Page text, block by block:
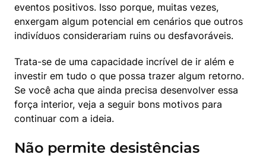
eventos positivos. Isso porque, muitas vezes,
enxergam algum potencial em cenários que outros
indivíduos considerariam ruins ou desfavoráveis.
Trata-se de uma capacidade incrível de ir além e
investir em tudo o que possa trazer algum retorno.
Se você acha que ainda precisa desenvolver essa
força interior, veja a seguir bons motivos para
continuar com a ideia.
Não permite desistências